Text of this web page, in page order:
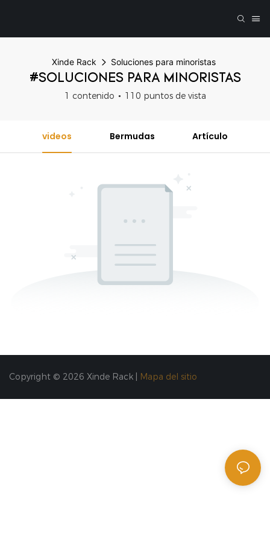
Xinde Rack Soluciones para minoristas
#SOLUCIONES PARA MINORISTAS
1 contenido 110 puntos de vista
videos Bermudas Artículo
Copyright © 2026 Xinde Rack | Mapa del sitio